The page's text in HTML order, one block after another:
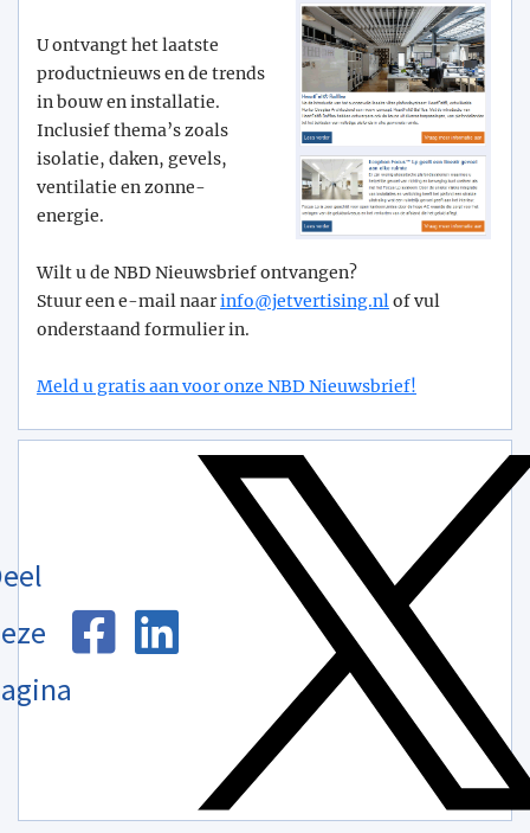
U ontvangt het laatste
productnieuws en de trends
in bouw en installatie.
Inclusief thema’s zoals
isolatie, daken, gevels,
ventilatie en zonne-
energie.
Wilt u de NBD Nieuwsbrief ontvangen?
Stuur een e-mail naarinfo@­jetvertising.nlof vul
onderstaand formulier in.
Meld u gratis aan voor onze NBD Nieuwsbrief!